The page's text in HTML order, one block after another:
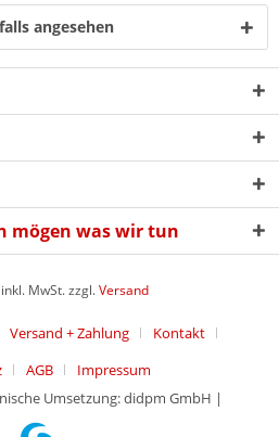
angesehen
mögen was wir tun
MwSt. zzgl.Versand
Versand + Zahlung
Kontakt
AGB
Impressum
Umsetzung: didpm GmbH |